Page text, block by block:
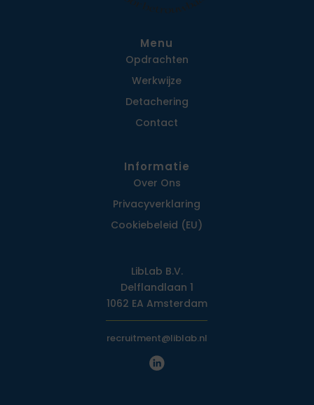
Menu
Opdrachten
Werkwijze
Detachering
Contact
Informatie
Over Ons
Privacy­verklaring
Cookiebeleid (EU)
LibLab B.V.
Delflandlaan 1
1062 EA Amsterdam
recruitment@liblab.nl